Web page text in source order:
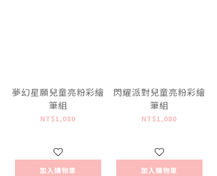
夢幻星願兒童亮粉彩繪
筆組
NT$1,080
加入購物車
閃耀派對兒童亮粉彩繪
筆組
NT$1,080
加入購物車